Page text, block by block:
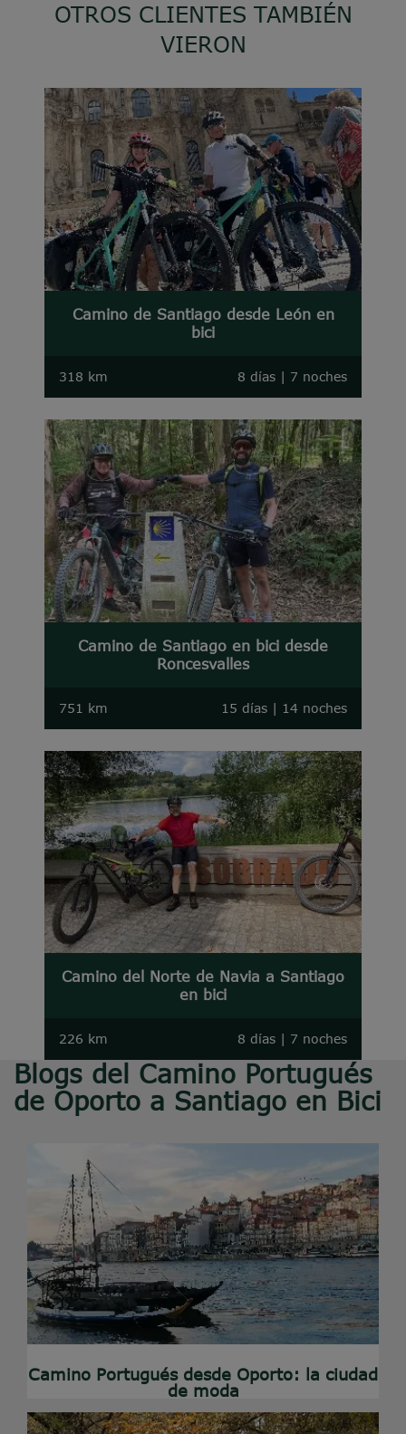
OTROS CLIENTES TAMBIÉN
VIERON
Camino de Santiago desde León en
bici
318 km 8 días | 7 noches
Camino de Santiago en bici desde
Roncesvalles
751 km 15 días | 14 noches
Camino del Norte de Navia a Santiago
en bici
226 km 8 días | 7 noches
Blogs del Camino Portugués
de Oporto a Santiago en Bici
Camino Portugués desde Oporto: la ciudad
de moda